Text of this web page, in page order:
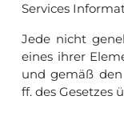
Services
Jede nicht
eines ihrer
und gemäß
ff. des Gesetzes